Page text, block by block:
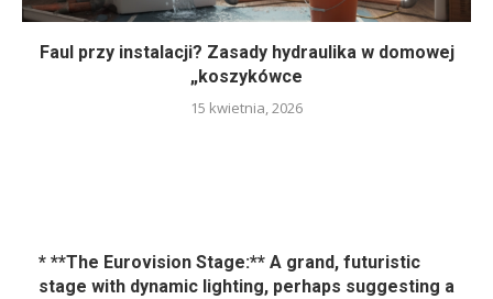
Faul przy instalacji? Zasady hydraulika w domowej
„koszykówce
15 kwietnia, 2026
* **The Eurovision Stage:** A grand, futuristic
stage with dynamic lighting, perhaps suggesting a